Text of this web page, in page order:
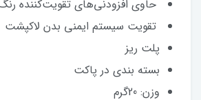
حاوی افزودنی‌های تقویت‌کننده
تقویت سیستم ایمنی بدن لاکپشت
پلت ریز
بسته بندی در پاکت
وزن: 20گرم